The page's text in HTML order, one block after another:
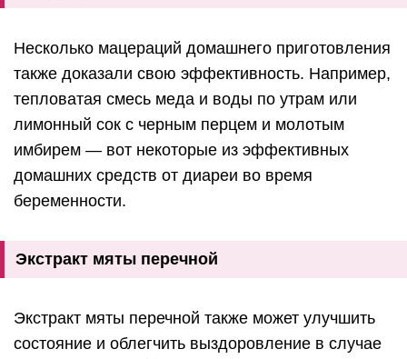
Несколько мацераций домашнего приготовления
также доказали свою эффективность. Например,
тепловатая смесь меда и воды по утрам или
лимонный сок с черным перцем и молотым
имбирем — вот некоторые из эффективных
домашних средств от диареи во время
беременности.
Экстракт мяты перечной
Экстракт мяты перечной также может улучшить
состояние и облегчить выздоровление в случае